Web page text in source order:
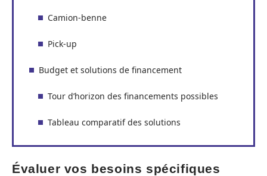
Camion-benne
Pick-up
Budget et solutions de financement
Tour d’horizon des financements possibles
Tableau comparatif des solutions
Évaluer vos besoins spécifiques